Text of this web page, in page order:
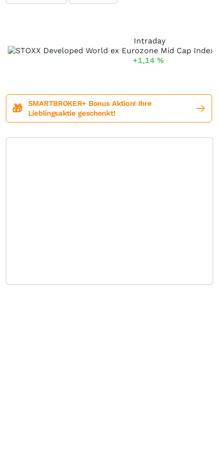
Intraday
+1,14 %
🎁
SMARTBROKER+ Bonus Aktion! Ihre
Lieblingsaktie geschenkt!